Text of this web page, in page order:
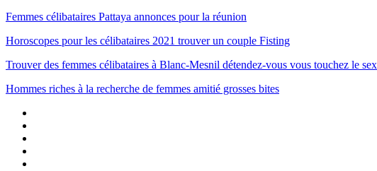
Femmes célibataires Pattaya annonces pour la réunion
Horoscopes pour les célibataires 2021 trouver un couple Fisting
Trouver des femmes célibataires à Blanc-Mesnil détendez-vous vous touchez le
Hommes riches à la recherche de femmes amitié grosses bites